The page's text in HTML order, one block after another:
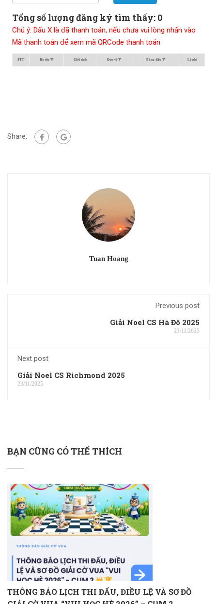
Tổng số lượng đăng ký tìm thấy: 0
Chú ý: Dấu X là đã thanh toán, nếu chưa vui lòng nhấn vào
Mã thanh toán để xem mã QRCode thanh toán
STT Họ tên Giới tính Đơn vị Bảng đấu Lệ phí
Share:
Tuan Hoang
Previous post
Giải Noel CS Hà Đô 2025
23/11/2025
Next post
Giải Noel CS Richmond 2025
23/11/2025
BẠN CŨNG CÓ THỂ THÍCH
THÔNG BÁO LỊCH THI ĐẤU, ĐIỀU LỆ VÀ SƠ ĐỒ